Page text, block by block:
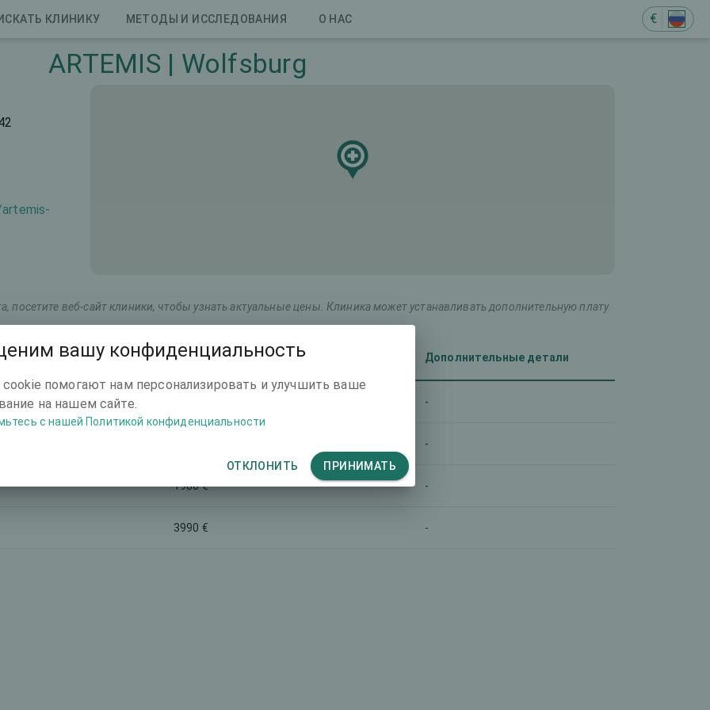
КЛИНИКУ МЕТОДЫ И ИССЛЕДОВАНИЯ О НАС €
ARTEMIS | Wolfsburg
веб-сайт клиники, чтобы узнать актуальные цены. Клиника может устанавливать дополнительную плату
название Общая стоимость (оба глаза) Дополнительные детали
-
-
1980 € -
3990 € -
вашу конфиденциальность
помогают нам персонализировать и улучшить ваше
на нашем сайте.
с нашей Политикой конфиденциальности
ОТКЛОНИТЬ ПРИНИМАТЬ